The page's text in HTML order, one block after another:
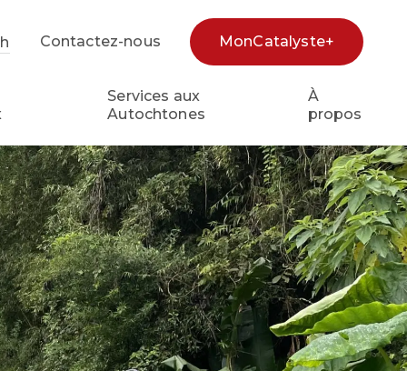
Contactez-nous MonCatalyste+
Services aux
Autochtones
À
propos